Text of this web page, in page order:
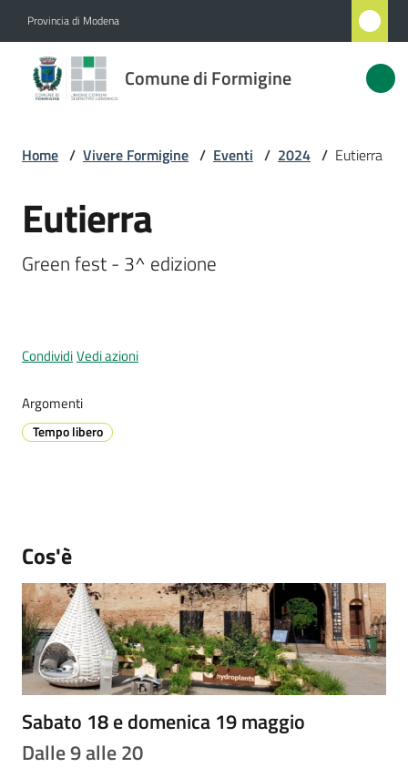
Provincia di Modena
Comune di Formigine
Comune
di
Formigine
A
l
e
r
t
e
t
Home / Vivere Formigine / Eventi / 2024 / Eutierra
Salta al contenuto
Eutierra
Green fest - 3^ edizione
CondividiVedi azioni
Argomenti
Tempo libero
Cos'è
Sabato 18 e domenica 19 maggio
Dalle 9 alle 20